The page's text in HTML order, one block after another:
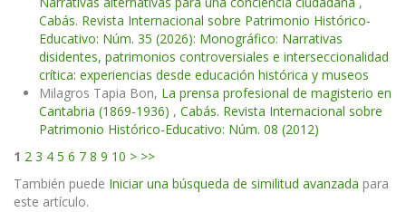
Cabás. Revista Internacional sobre Patrimonio Histórico-
Educativo: Núm. 35 (2026): Monográfico: Narrativas
disidentes, patrimonios controversiales e interseccionalidad
crítica: experiencias desde educación histórica y museos
Milagros Tapia Bon, La prensa profesional de magisterio en
Cantabria (1869-1936) , Cabás. Revista Internacional sobre
Patrimonio Histórico-Educativo: Núm. 08 (2012)
1 2 3 4 5 6 7 8 9 10 > >>
También puede Iniciar una búsqueda de similitud avanzada para
este artículo.